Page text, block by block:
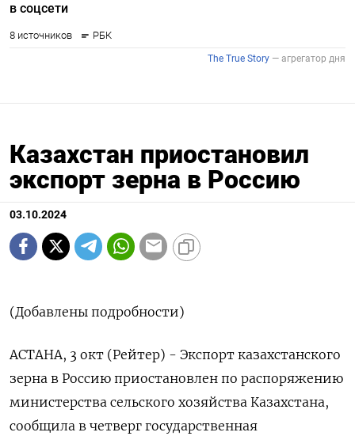
Казахстан приостановил
экспорт зерна в Россию
03.10.2024
(Добавлены подробности)
АСТАНА, 3 окт (Рейтер) - Экспорт казахстанского
зерна в Россию приостановлен по распоряжению
министерства сельского хозяйства Казахстана,
сообщила в четверг государственная